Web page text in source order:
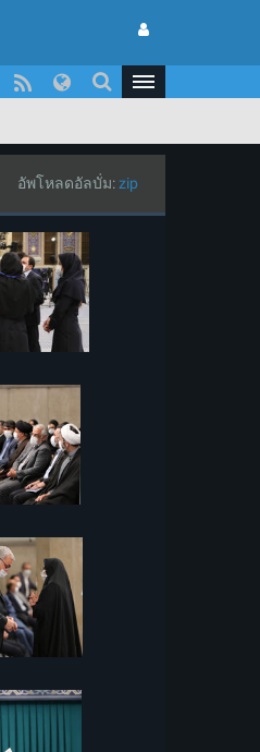
อัพโหลดอัลบั่ม:zip